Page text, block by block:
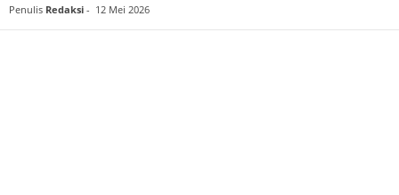
Penulis Redaksi - 12 Mei 2026